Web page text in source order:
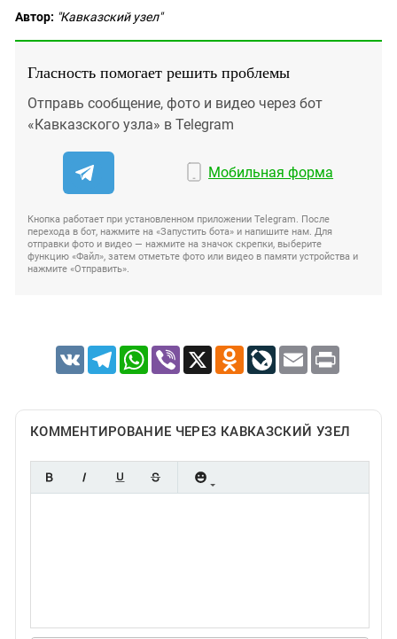
Автор: "Кавказский узел"
Гласность помогает решить проблемы
Отправь сообщение, фото и видео через бот
«Кавказского узла» в Telegram
Мобильная форма
Кнопка работает при установленном приложении Telegram. После
перехода в бот, нажмите на «Запустить бота» и напишите нам. Для
отправки фото и видео — нажмите на значок скрепки, выберите
функцию «Файл», затем отметьте фото или видео в памяти устройства и
нажмите «Отправить».
VK TelegramWhatsApp
Viber X Odnoklassniki
LiveJournal
Email Print
КОММЕНТИРОВАНИЕ ЧЕРЕЗ КАВКАЗСКИЙ УЗЕЛ